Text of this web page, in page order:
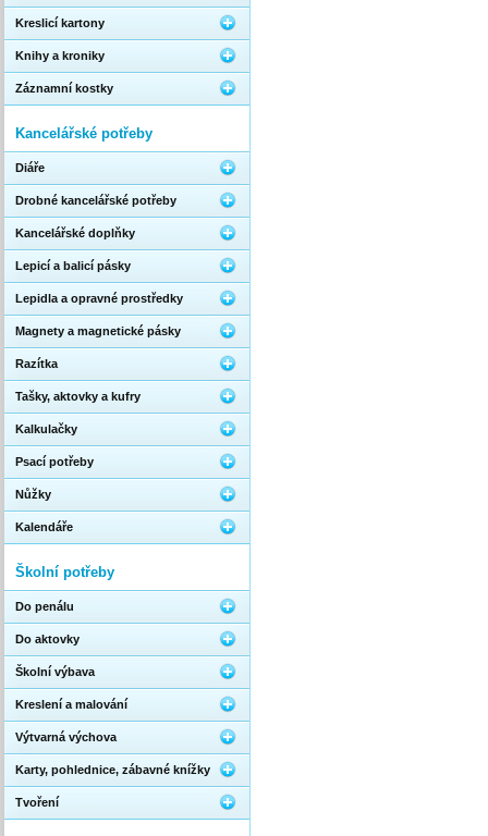
Kreslicí kartony
Knihy a kroniky
Záznamní kostky
Kancelářské potřeby
Diáře
Drobné kancelářské potřeby
Kancelářské doplňky
Lepicí a balicí pásky
Lepidla a opravné prostředky
Magnety a magnetické pásky
Razítka
Tašky, aktovky a kufry
Kalkulačky
Psací potřeby
Nůžky
Kalendáře
Školní potřeby
Do penálu
Do aktovky
Školní výbava
Kreslení a malování
Výtvarná výchova
Karty, pohlednice, zábavné knížky
Tvoření